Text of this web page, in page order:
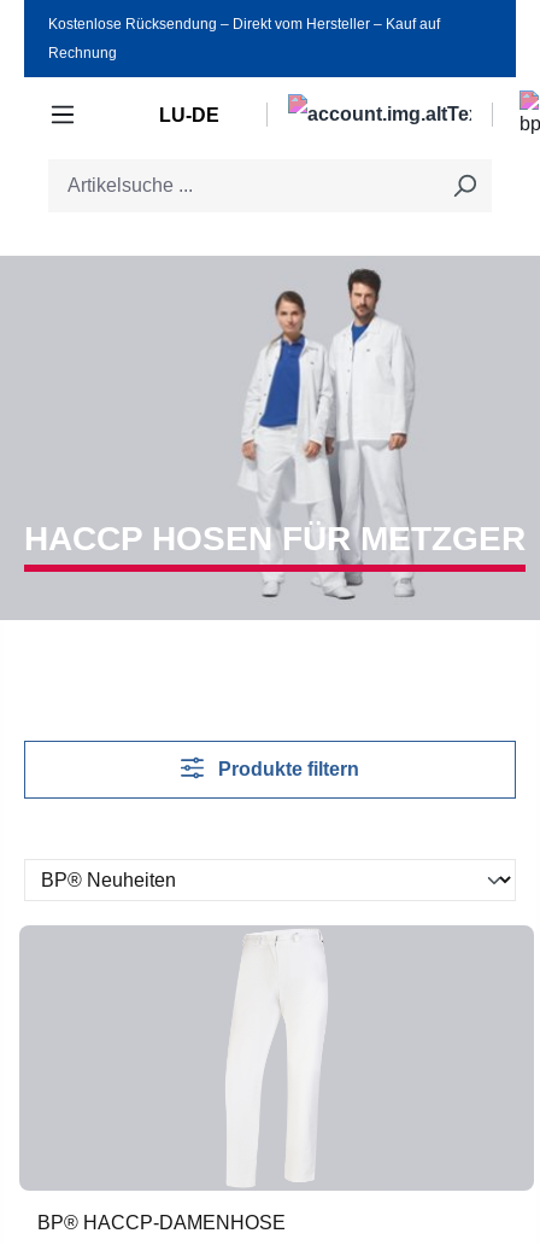
Zum Hauptinhalt springen
Kostenlose Rücksendung ‒ Direkt vom Hersteller ‒ Kauf auf
Rechnung
LU-DE
HACCP HOSEN FÜR METZGER
Produkte filtern
BP® HACCP-DAMENHOSE